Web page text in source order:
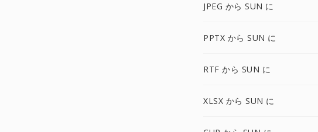
JPEG から SUN に
PPTX から SUN に
RTF から SUN に
XLSX から SUN に